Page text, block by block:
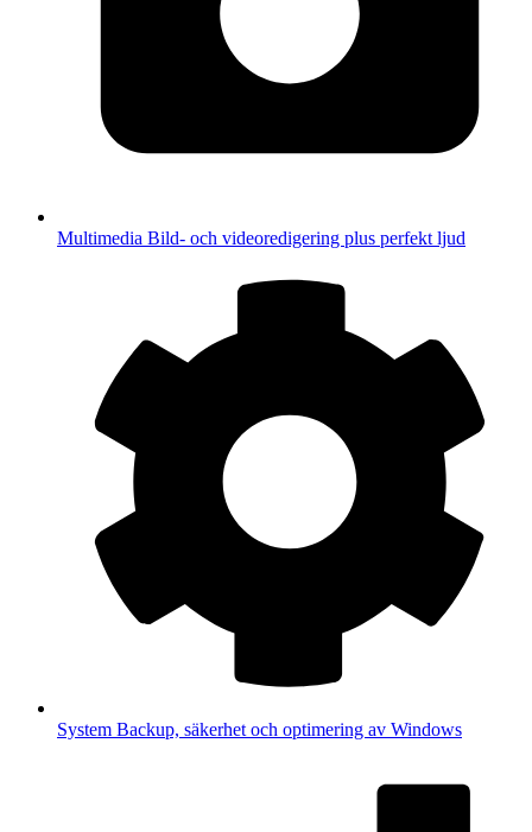
Multimedia Bild- och videoredigering plus perfekt ljud
System Backup, säkerhet och optimering av Windows